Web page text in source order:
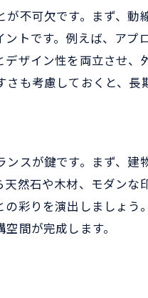
とプラン選択のコツ
設定で失敗しない秘訣
外構工事を賢く選ぶ
別おすすめプラン紹介
しゃれな外構工事の共通
るデザイン性と機能性の
が教えるおしゃれの秘訣
から学ぶデザイン選び
不可欠です。まず、
トです。例えば、ア
ザイン性を両立させ
も考慮しておくと、長
スが鍵です。まず、
然石や木材、モダン
彩りを演出しましょ
間が完成します。